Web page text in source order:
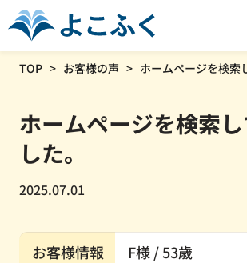
TOP お客様の声 ホームページを検索
ホームページを検索
した。
2025.07.01
お客様情報
F様 / 53歳